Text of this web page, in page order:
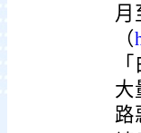
月
（
大
路